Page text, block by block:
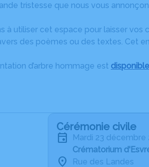
tristesse que nous vous
à utiliser cet espace pour laisser
des poèmes ou des textes. Cet
d’arbre hommage est
Cérémonie civile
mardi 23
Crématorium
Rue des Landes